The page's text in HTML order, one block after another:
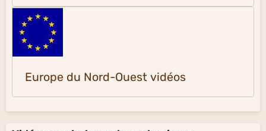
Europe du Nord-Ouest vidéos